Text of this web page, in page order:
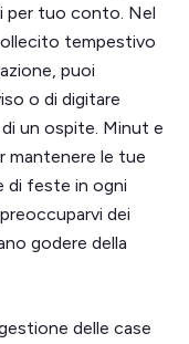
per tuo conto. Nel
tempestivo
puoi
o di digitare
un ospite. Minut e
mantenere le tue
di feste in ogni
dei
godere della
delle case